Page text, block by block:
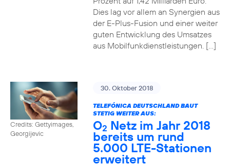
Dies lag vor allem an Synergien aus
der E-Plus-Fusion und einer weiter
guten Entwicklung des Umsatzes
aus Mobilfunkdienstleistungen. […]
Credits: Gettyimages,
Georgijevic
30. Oktober 2018
TELEFÓNICA DEUTSCHLAND BAUT
STETIG WEITER AUS:
O2 Netz im Jahr 2018
bereits um rund
5.000 LTE-Stationen
erweitert